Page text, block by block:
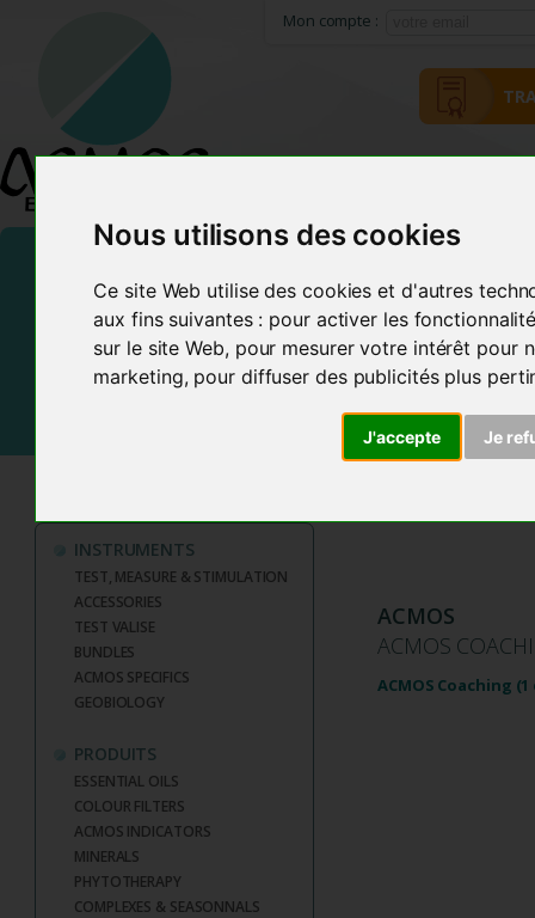
Nous utilisons des cookies
Ce site Web utilise des cookies et d'autres
aux fins suivantes : pour activer les
sur le site Web, pour mesurer votre intérêt pour
marketing, pour diffuser des publicités plus
J'accepte Je
Mon compte :
INSTRUMENTS
TEST, MEASURE & STIMULATION
ACCESSORIES
TEST VALISE
BUNDLES
ACMOS SPECIFICS
GEOBIOLOGY
PRODUITS
ESSENTIAL OILS
COLOUR FILTERS
ACMOS INDICATORS
MINERALS
PHYTOTHERAPY
COMPLEXES & SEASONNALS
ACMOS
ACMOS
ACMOS Coaching